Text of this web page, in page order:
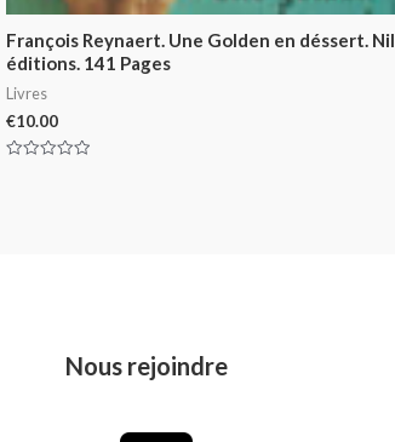
François Reynaert. Une Golden en déssert. Nil
éditions. 141 Pages
Livres
€10.00
Nous rejoindre